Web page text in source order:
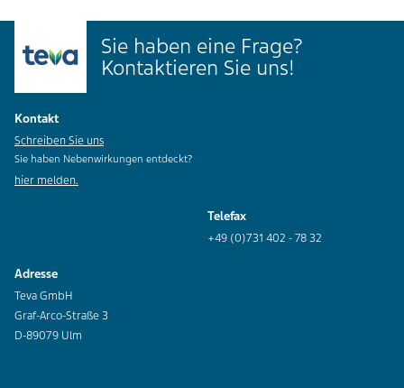
Sie haben eine Frage?
Kontaktieren Sie uns!
Kontakt
Schreiben Sie uns
Sie haben Nebenwirkungen entdeckt?
hier melden.
Telefax
+49 (0)731 402 - 78 32
Adresse
Teva GmbH
Graf-Arco-Straße 3
D-89079 Ulm